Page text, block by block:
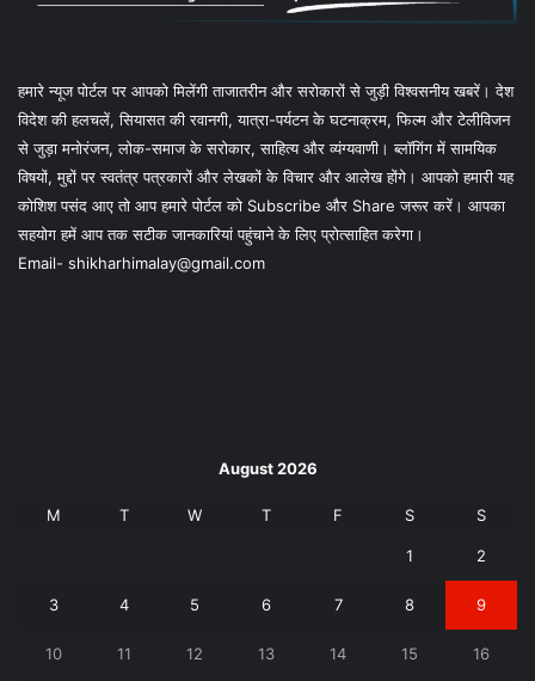
हमारे न्यूज पोर्टल पर आपको मिलेंगी ताजातरीन और सरोकारों से जुड़ी विश्वसनीय खबरें। देश
विदेश की हलचलें, सियासत की रवानगी, यात्रा-पर्यटन के घटनाक्रम, फिल्म और टेलीविजन
से जुड़ा मनोरंजन, लोक-समाज के सरोकार, साहित्य और व्यंग्यवाणी। ब्लॉगिंग में सामयिक
विषयों, मुद्दों पर स्वतंत्र पत्रकारों और लेखकों के विचार और आलेख होंगे। आपको हमारी यह
कोशिश पसंद आए तो आप हमारे पोर्टल को Subscribe और Share जरूर करें। आपका
सहयोग हमें आप तक सटीक जानकारियां पहुंचाने के लिए प्रोत्साहित करेगा।
Email- shikharhimalay@gmail.com
August 2026
M T W T F S S
1 2
3 4 5 6 7 8 9
10 11 12 13 14 15 16